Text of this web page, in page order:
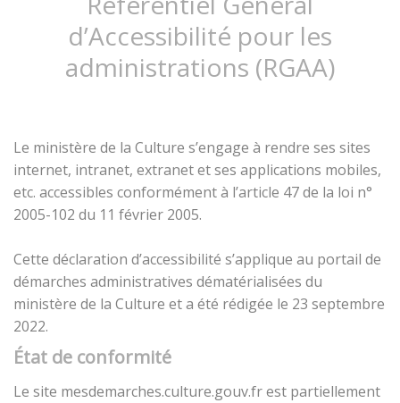
d’Accessibilité pour les
administrations (RGAA)
Le ministère de la Culture s’engage à rendre ses sites
internet, intranet, extranet et ses applications mobiles,
etc. accessibles conformément à l’article 47 de la loi n°
2005-102 du 11 février 2005.
Cette déclaration d’accessibilité s’applique au portail de
démarches administratives dématérialisées du
ministère de la Culture et a été rédigée le 23 septembre
2022.
État de conformité
Le site mesdemarches.culture.gouv.fr est partiellement